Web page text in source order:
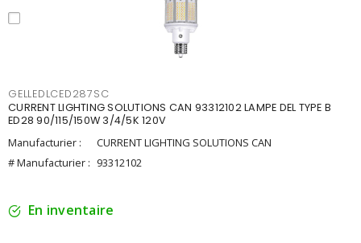
GELLEDLCED287SC
CURRENT LIGHTING SOLUTIONS CAN 93312102 LAMPE DEL TYPE B
ED28 90/115/150W 3/4/5K 120V
Manufacturier :
CURRENT LIGHTING SOLUTIONS CAN
# Manufacturier : 93312102
En inventaire